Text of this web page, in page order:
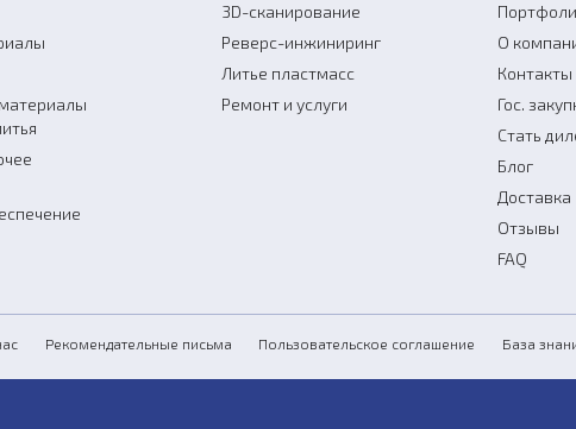
3D-сканирование
Реверс-инжиниринг
Литье пластмасс
Ремонт и услуги
О
Контакты
Гос.
Стать
Блог
Доставка
Отзывы
FAQ
Рекомендательные письма Пользовательское соглашение База